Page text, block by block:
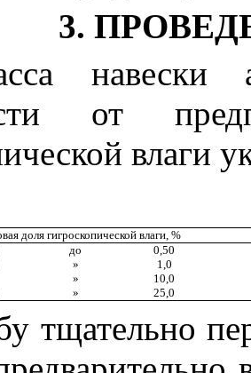
3.
навески
от
влаги
доля гигроскопической влаги, %
до
0,50
»
1,0
»
10,0
» 25,0
тщательно